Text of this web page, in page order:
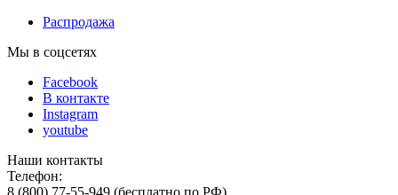
Распродажа
Мы в соцсетях
Facebook
В контакте
Instagram
youtube
Наши контакты
Телефон:
8 (800) 77-55-949 (бесплатно по РФ)